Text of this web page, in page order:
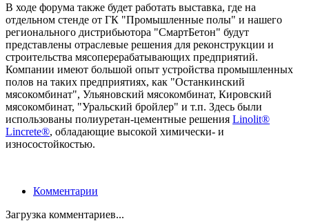
В ходе форума также будет работать выставка, где на
отдельном стенде от ГК "Промышленные полы" и нашего
регионального дистрибьютора "СмартБетон" будут
представлены отраслевые решения для реконструкции и
строительства мясоперерабатывающих предприятий.
Компании имеют большой опыт устройства промышленных
полов на таких предприятиях, как "Останкинский
мясокомбинат", Ульяновский мясокомбинат, Кировский
мясокомбинат, "Уральский бройлер" и т.п. Здесь были
использованы полиуретан-цементные решения Linolit®
Lincrete®, обладающие высокой химически- и
износостойкостью.
Комментарии
Загрузка комментариев...